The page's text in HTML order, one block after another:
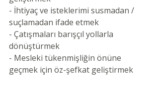
- İhtiyaç ve isteklerimi susmadan /
suçlamadan ifade etmek
- Çatışmaları barışçıl yollarla
dönüştürmek
- Mesleki tükenmişliğin önüne
geçmek için öz-şefkat geliştirmek